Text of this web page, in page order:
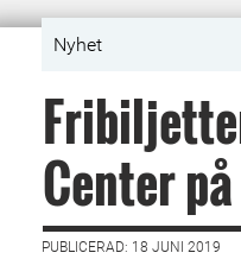
Nyhet
Center
PUBLICERAD: 18 JUNI 2019